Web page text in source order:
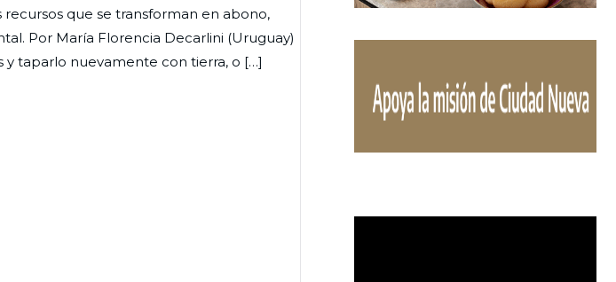
recursos que se transforman en abono,
Por María Florencia Decarlini (Uruguay)
y taparlo nuevamente con tierra, o […]